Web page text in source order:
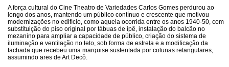
A força cultural do Cine Theatro de Variedades Carlos Gomes perdurou ao
longo dos anos, mantendo um público contínuo e crescente que motivou
modernizações no edifício, como aquela ocorrida entre os anos 1940-50, com
substituição do piso original por tábuas de ipê, instalação do balcão no
mezanino para ampliar a capacidade de público, criação do sistema de
iluminação e ventilação no teto, sob forma de estrela e a modificação da
fachada que recebeu uma marquise sustentada por colunas retangulares,
assumindo ares de Art Decô.